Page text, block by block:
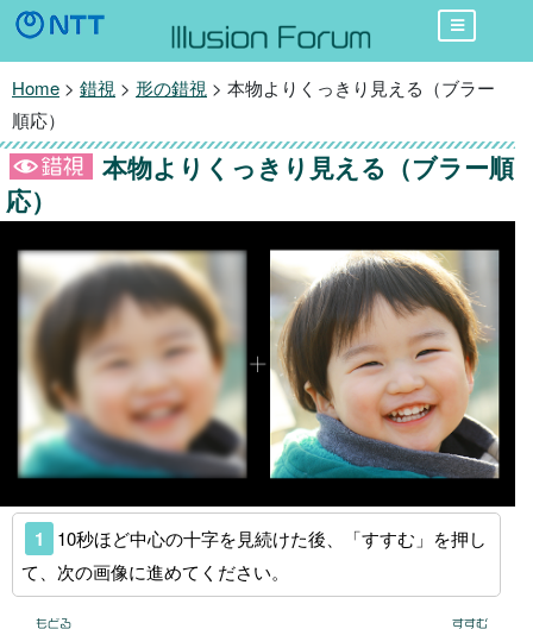
Home > 錯視 > 形の錯視 > 本物よりくっきり見える（ブラー
順応）
本物よりくっきり見える（ブラー順
応）
1
10秒ほど中心の十字を見続けた後、「すすむ」を押し
て、次の画像に進めてください。